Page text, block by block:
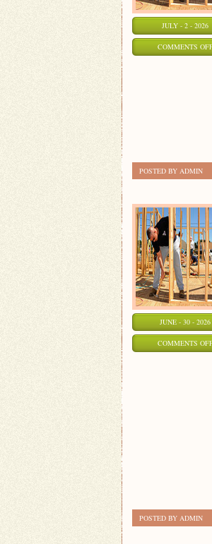
JULY - 2 - 2026
COMMENTS
POSTED BY ADMIN
JUNE - 30 - 2026
COMMENTS
POSTED BY ADMIN